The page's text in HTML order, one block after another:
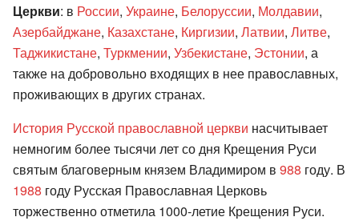
Церкви: в России, Украине, Белоруссии, Молдавии,
Азербайджане, Казахстане, Киргизии, Латвии, Литве,
Таджикистане, Туркмении, Узбекистане, Эстонии, а
также на добровольно входящих в нее православных,
проживающих в других странах.
История Русской православной церкви насчитывает
немногим более тысячи лет со дня Крещения Руси
святым благоверным князем Владимиром в 988 году. В
1988 году Русская Православная Церковь
торжественно отметила 1000-летие Крещения Руси.